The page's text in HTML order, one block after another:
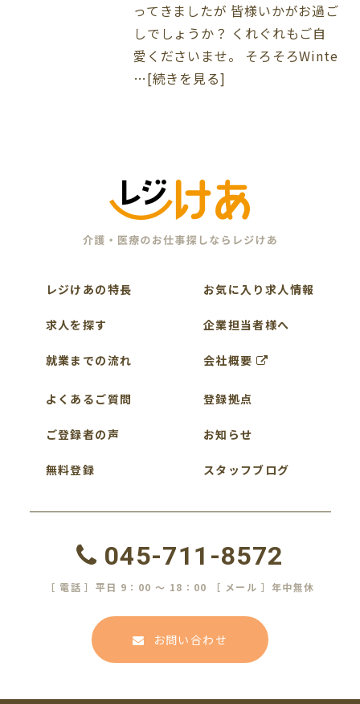
ってきましたが 皆様いかがお過ご
しでしょうか？ くれぐれもご自
愛くださいませ。 そろそろWinte
…[続きを見る]
レジけあの特長
求人を探す
就業までの流れ
よくあるご質問
ご登録者の声
無料登録
お気に入り求人情報
企業担当者様へ
会社概要
登録拠点
お知らせ
スタッフブログ
045-711-8572
［ 電話 ］平日 9：00 ～ 18：00 ［ メール ］年中無休
お問い合わせ